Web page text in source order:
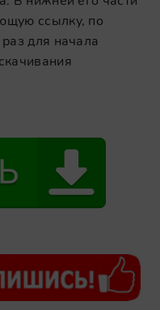
ссылку, по
для начала